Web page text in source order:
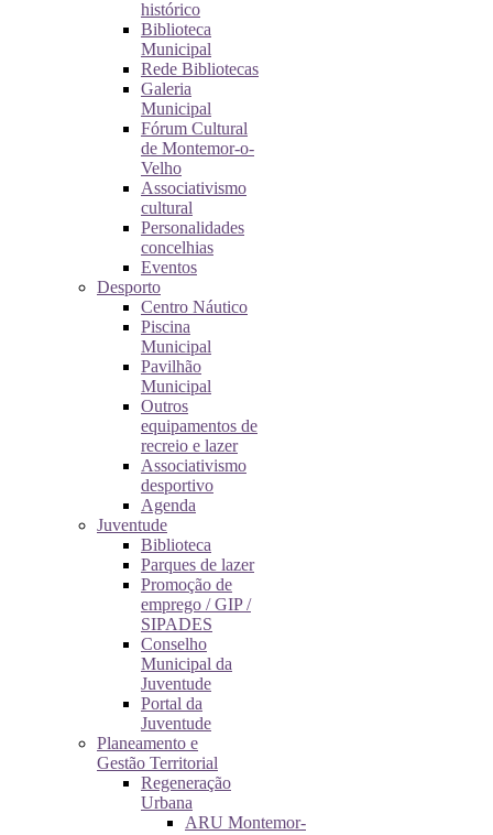
histórico
Biblioteca
Municipal
Rede Bibliotecas
Galeria
Municipal
Fórum Cultural
de Montemor-o-
Velho
Associativismo
cultural
Personalidades
concelhias
Eventos
Desporto
Centro Náutico
Piscina
Municipal
Pavilhão
Municipal
Outros
equipamentos de
recreio e lazer
Associativismo
desportivo
Agenda
Juventude
Biblioteca
Parques de lazer
Promoção de
emprego / GIP /
SIPADES
Conselho
Municipal da
Juventude
Portal da
Juventude
Planeamento e
Gestão Territorial
Regeneração
Urbana
ARU Montemor-